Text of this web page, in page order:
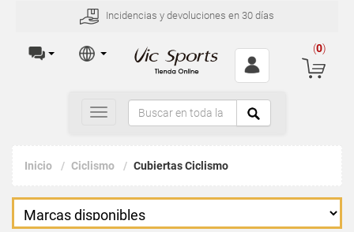
Incidencias y devoluciones en 30 días
(0)
Toggle
navigation
Inicio Ciclismo Cubiertas Ciclismo